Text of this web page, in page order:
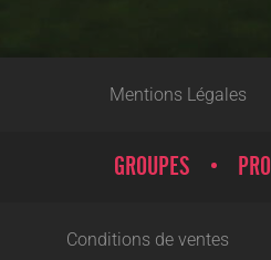
Mentions Légales
GROUPES PRO
Conditions de ventes